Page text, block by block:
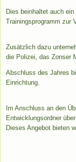
Dies beinhaltet auch
Trainingsprogramm zur
Zusätzlich dazu
die Polizei, das Zonser
Abschluss des Jahres
Einrichtung.
Im Anschluss an den
Entwicklungsordner
Dieses Angebot bieten